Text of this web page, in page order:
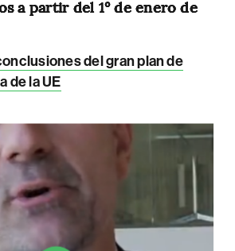
a partir del 1° de enero de
del gran plan de
de la UE